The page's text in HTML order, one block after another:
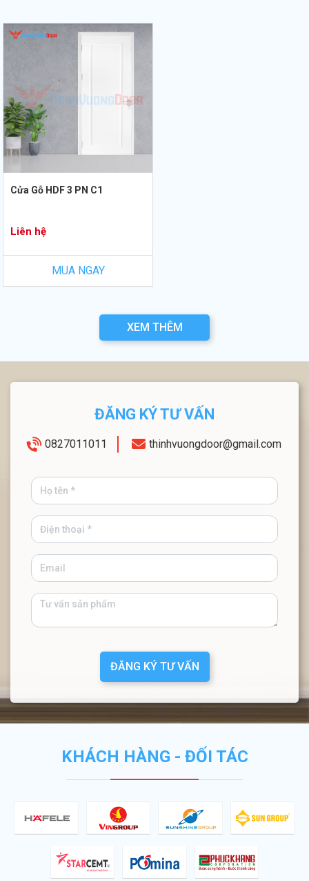
Cửa Gỗ HDF 3 PN C1
Liên hệ
MUA NGAY
XEM THÊM
ĐĂNG KÝ TƯ VẤN
0827011011 thinhvuongdoor@gmail.com
ĐĂNG KÝ TƯ VẤN
KHÁCH HÀNG - ĐỐI TÁC